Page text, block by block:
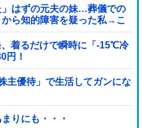
」はずの元夫の妹…葬儀での
ら知的障害を疑った私→こ
させた話
、着るだけで瞬時に「-15℃冷
円！
主優待」で生活してガンにな
りにも・・・